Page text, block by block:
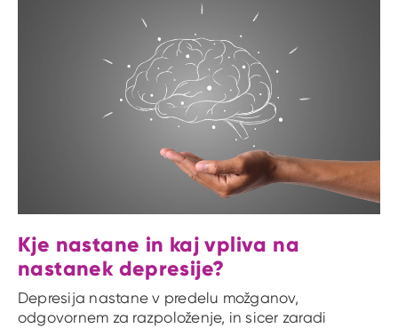
Kje nastane in kaj vpliva na
nastanek depresije?
Depresija nastane v predelu možganov,
odgovornem za razpoloženje, in sicer zaradi